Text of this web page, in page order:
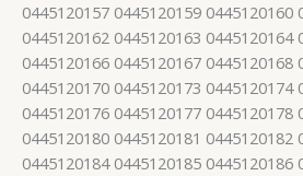
0445120157 0445120159 0445120160
0445120162 0445120163 0445120164
0445120166 0445120167 0445120168
0445120170 0445120173 0445120174
0445120176 0445120177 0445120178
0445120180 0445120181 0445120182
0445120184 0445120185 0445120186